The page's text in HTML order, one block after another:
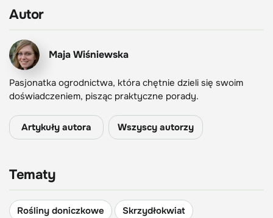
Autor
Maja Wiśniewska
Pasjonatka ogrodnictwa, która chętnie dzieli się swoim
doświadczeniem, pisząc praktyczne porady.
Artykuły autora Wszyscy autorzy
Tematy
Rośliny doniczkowe Skrzydłokwiat